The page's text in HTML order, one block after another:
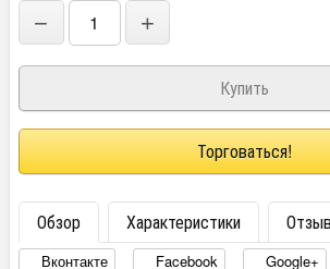
− +
Торговаться!
Обзор Характеристики
Вконтакте Facebook Google+